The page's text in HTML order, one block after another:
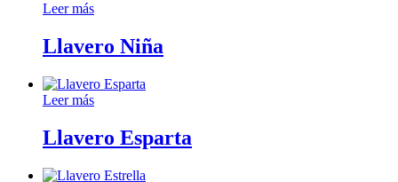
Leer más
Llavero Niña
Leer más
Llavero Esparta